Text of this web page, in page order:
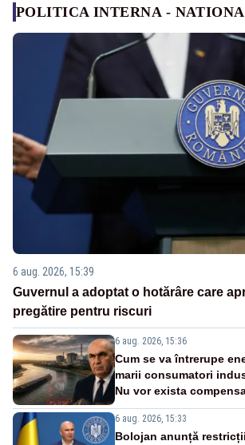
POLITICA INTERNA -
6 aug. 2026, 15:39
Guvernul a adoptat o hotărâre care
pregătire pentru riscuri
6 aug. 2026, 15:36
Cum se va întrerupe
marii consumatori
Nu vor exista
6 aug. 2026, 15:33
Bolojan anunță